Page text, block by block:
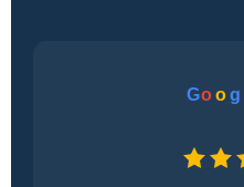
Goog